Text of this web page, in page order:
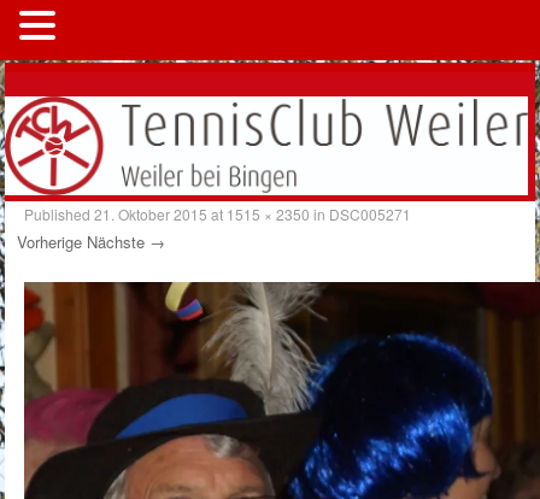
Published21. Oktober 2015 at 1515 × 2350 in DSC005271
Vorherige Nächste →